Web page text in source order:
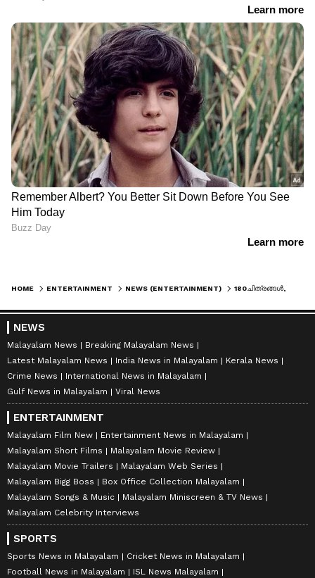
HOME ENTERTAINMENT NEWS (ENTERTAINMENT)
NEWS
Malayalam News
Breaking Malayalam News
Latest Malayalam News
India News in Malayalam
Kerala News
Crime News
International News in Malayalam
Gulf News in Malayalam
Viral News
ENTERTAINMENT
Malayalam Film New
Entertainment News in Malayalam
Malayalam Short Films
Malayalam Movie Review
Malayalam Movie Trailers
Malayalam Web Series
Malayalam Bigg Boss
Box Office Collection Malayalam
Malayalam Songs & Music
Malayalam Miniscreen & TV News
Malayalam Celebrity Interviews
SPORTS
Sports News in Malayalam
Cricket News in Malayalam
Football News in Malayalam
ISL News Malayalam